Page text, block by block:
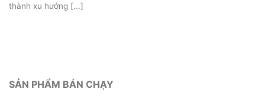
thành xu hướng [...]
SẢN PHẨM BÁN CHẠY